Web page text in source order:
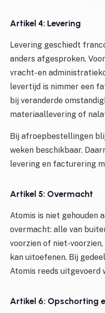
Artikel 4: Levering
Levering geschiedt
anders afgesproken.
vracht- en
levertijd is nimmer een
bij veranderde
materiaallevering of
Bij afroepbestellingen
weken beschikbaar.
levering en facturering
Artikel 5: Overmacht
Atomis is niet gehouden
overmacht: alle van
voorzien of niet-
kan uitoefenen. Bij
Atomis reeds
Artikel 6: Opschorting